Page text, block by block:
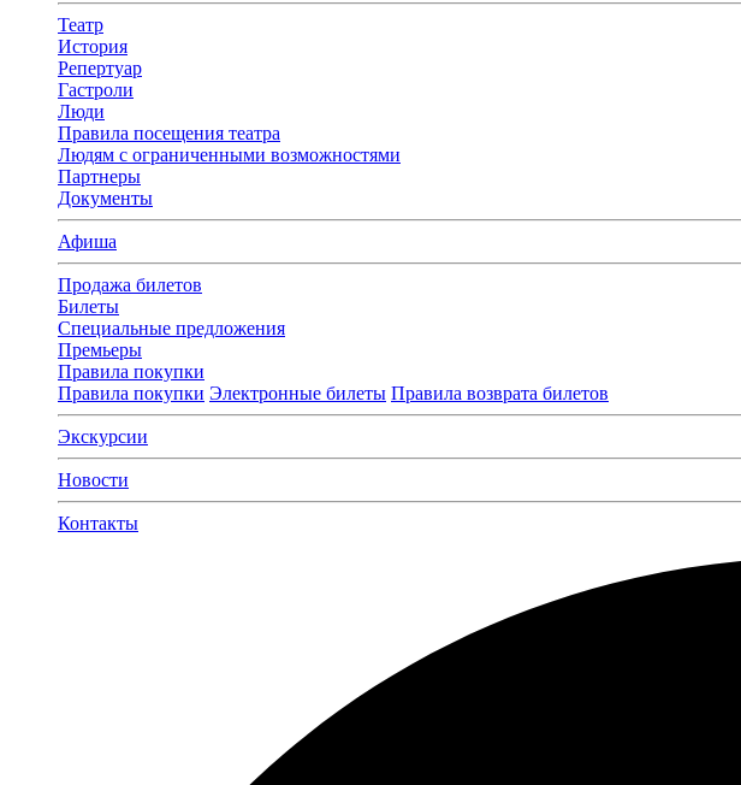
Театр
История
Репертуар
Гастроли
Люди
Правила посещения театра
Людям с ограниченными возможностями
Партнеры
Документы
Афиша
Продажа билетов
Билеты
Специальные предложения
Премьеры
Правила покупки
Правила покупки Электронные билеты Правила возврата билетов
Экскурсии
Новости
Контакты